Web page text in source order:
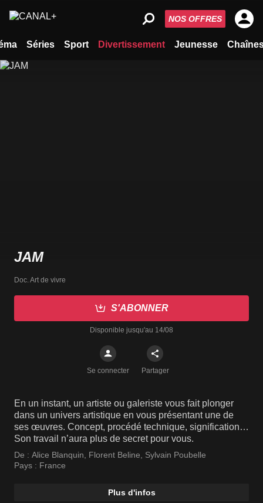
Séries Sport Divertissement Jeunesse
NOS OFFRES
JAM
Doc. Art de vivre
S'ABONNER
Disponible jusqu'au 14/08
Se connecter Partager
En un instant, un artiste ou galeriste vous fait plonger
dans un univers artistique en vous présentant une de
ses œuvres. Concept, procédé technique, signification…
Son travail n’aura plus de secret pour vous.
De : Alice Blanquin Florent Beline
Sylvain Poubelle
Pays : France
Plus d'infos